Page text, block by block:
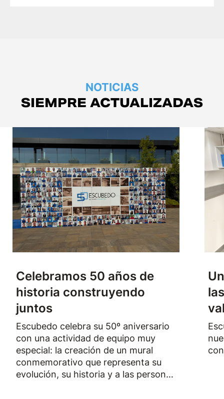
NOTICIAS
SIEMPRE ACTUALIZADAS
Celebramos 50 años de
historia construyendo
juntos
Escubedo celebra su 50º aniversario
con una actividad de equipo muy
especial: la creación de un mural
conmemorativo que representa su
evolución, su historia y a las personas